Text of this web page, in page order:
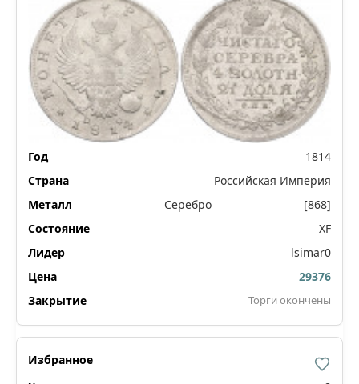
1814
Российская Империя
Серебро
[868]
XF
lsimar0
29376
Торги окончены